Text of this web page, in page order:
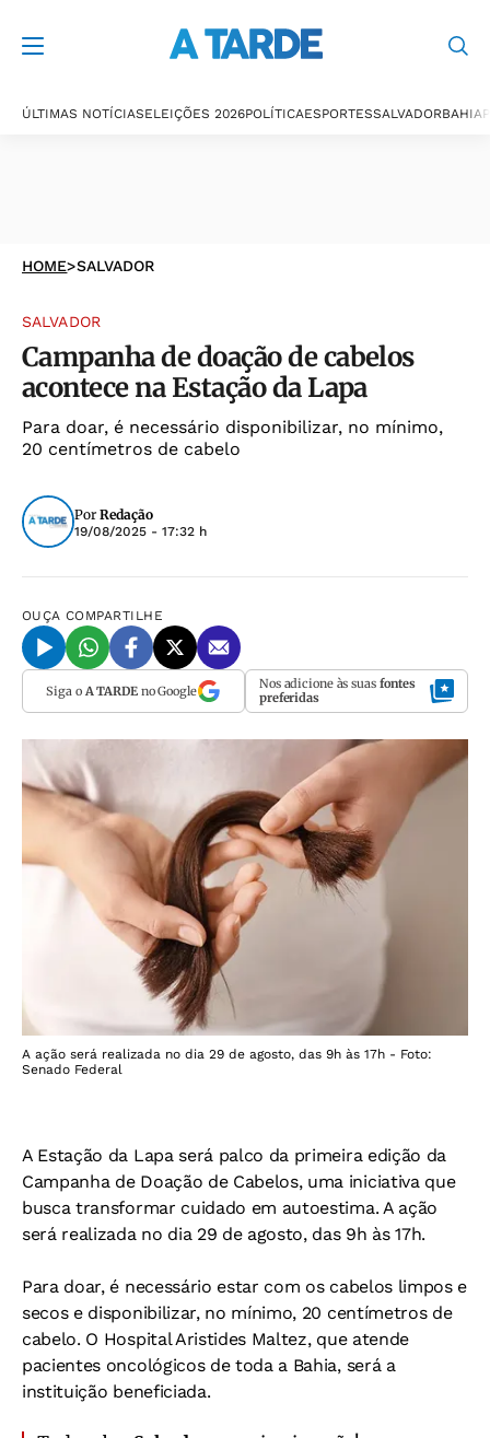
ÚLTIMAS NOTÍCIASELEIÇÕES 2026POLÍTICAESPORTESSALVADORBAHIA
HOME>SALVADOR
SALVADOR
Campanha de doação de cabelos
acontece na Estação da Lapa
Para doar, é necessário disponibilizar, no mínimo,
20 centímetros de cabelo
Por Redação
19/08/2025 - 17:32 h
OUÇA COMPARTILHE
Siga o A TARDEno Google Nos adicione às suas fontes
preferidas
A ação será realizada no dia 29 de agosto, das 9h às 17h - Foto:
Senado Federal
A Estação da Lapa será palco da primeira edição da
Campanha de Doação de Cabelos, uma iniciativa que
busca transformar cuidado em autoestima. A ação
será realizada no dia 29 de agosto, das 9h às 17h.
Para doar, é necessário estar com os cabelos limpos e
secos e disponibilizar, no mínimo, 20 centímetros de
cabelo. O Hospital Aristides Maltez, que atende
pacientes oncológicos de toda a Bahia, será a
instituição beneficiada.